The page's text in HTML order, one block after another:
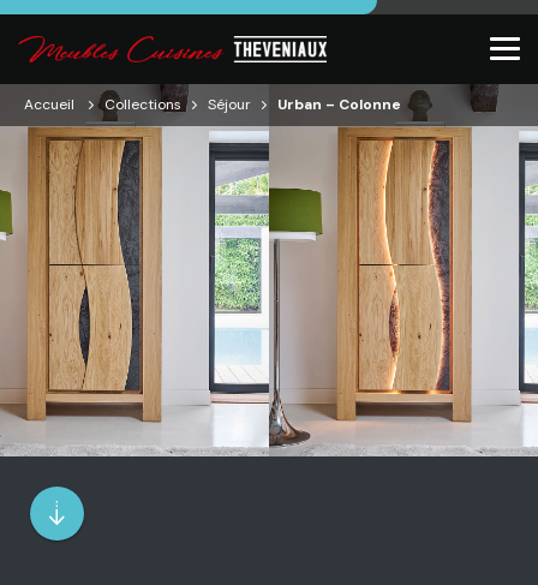
Accueil Collections Séjour Urban – Colonne